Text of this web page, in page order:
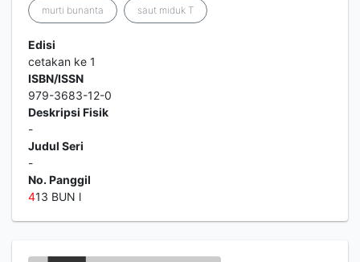
murti bunanta saut miduk T
Edisi
cetakan ke 1
ISBN/ISSN
979-3683-12-0
Deskripsi Fisik
-
Judul Seri
-
No. Panggil
413 BUN l